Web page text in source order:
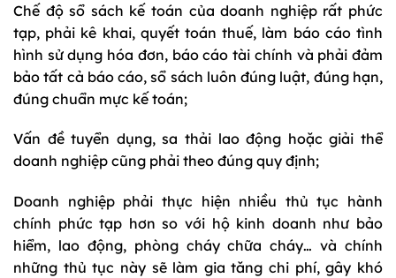
Chế độ sổ sách kế toán của doanh nghiệp rất phức
tạp, phải kê khai, quyết toán thuế, làm báo cáo tình
hình sử dụng hóa đơn, báo cáo tài chính và phải đảm
bảo tất cả báo cáo, sổ sách luôn đúng luật, đúng hạn,
đúng chuẩn mực kế toán;
Vấn đề tuyển dụng, sa thải lao động hoặc giải thể
doanh nghiệp cũng phải theo đúng quy định;
Doanh nghiệp phải thực hiện nhiều thủ tục hành
chính phức tạp hơn so với hộ kinh doanh như bảo
hiểm, lao động, phòng cháy chữa cháy… và chính
những thủ tục này sẽ làm gia tăng chi phí, gây khó